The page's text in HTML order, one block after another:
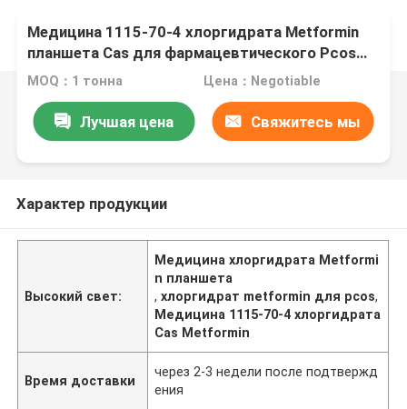
Медицина 1115-70-4 хлоргидрата Metformin
планшета Cas для фармацевтического Pcos
потери веса промежуточное
MOQ：1 тонна Цена：Negotiable
Лучшая цена Свяжитесь мы
Характер продукции
Высокий свет:
Медицина хлоргидрата Metformi
n планшета
,хлоргидрат metformin для pcos,
Медицина 1115-70-4 хлоргидрата
Cas Metformin
Время доставки
через 2-3 недели после подтвержд
ения